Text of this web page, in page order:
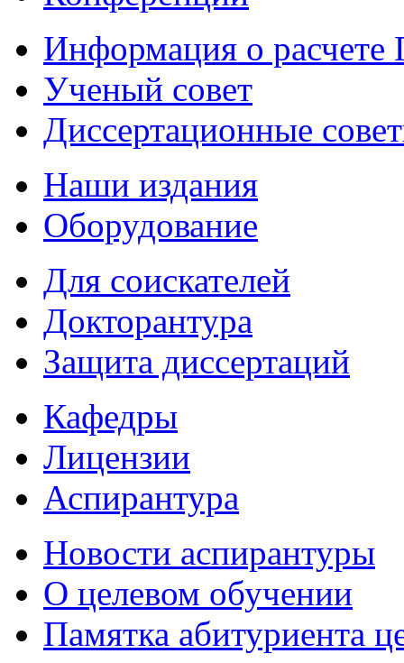
Информация о
Ученый совет
Диссертационные
Наши издания
Оборудование
Для соискателей
Докторантура
Защита диссертаций
Кафедры
Лицензии
Аспирантура
Новости аспирантуры
О целевом обучении
Памятка абитуриента